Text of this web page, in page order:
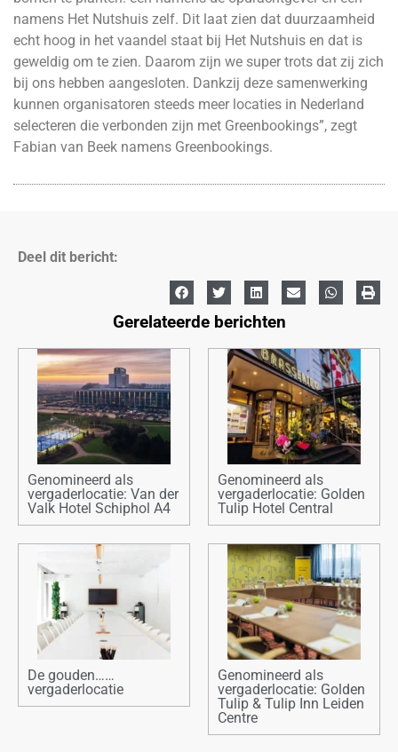
namens Het Nutshuis zelf. Dit laat zien dat duurzaamheid
echt hoog in het vaandel staat bij Het Nutshuis en dat is
geweldig om te zien. Daarom zijn we super trots dat zij zich
bij ons hebben aangesloten. Dankzij deze samenwerking
kunnen organisatoren steeds meer locaties in Nederland
selecteren die verbonden zijn met Greenbookings”, zegt
Fabian van Beek namens Greenbookings.
Deel dit bericht:
Gerelateerde berichten
Genomineerd als
vergaderlocatie: Van der
Valk Hotel Schiphol A4
Genomineerd als
vergaderlocatie: Golden
Tulip Hotel Central
De gouden……
vergaderlocatie
Genomineerd als
vergaderlocatie: Golden
Tulip & Tulip Inn Leiden
Centre